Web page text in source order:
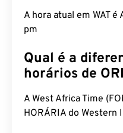
A hora atual em WAT
pm
Qual é a
horários de
A West Africa Time
HORÁRIA do Western